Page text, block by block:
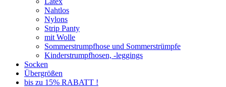
Nahtlos
Nylons
Strip Panty
mit Wolle
Sommerstrumpfhose und Sommerstrümpfe
Kinderstrumpfhosen, -leggings
Socken
Übergrößen
bis zu 15% RABATT !